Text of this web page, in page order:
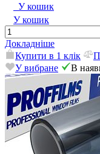
У кошик
У кошик
Докладніше
Купити в 1 клік
У вибране
В